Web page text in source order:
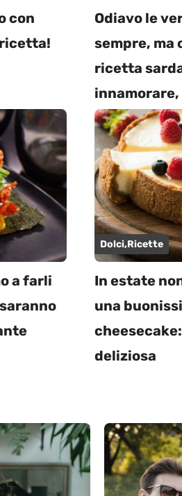
con
Odiavo le
sempre, ma
ricetta
a farli
Dolci,Ricette
In estate
una
deliziosa